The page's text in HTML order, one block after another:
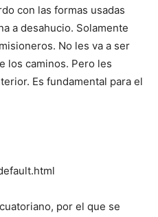
con las formas usadas
a desahucio. Solamente
No les va a ser
los caminos. Pero les
Es fundamental para el
por el que se